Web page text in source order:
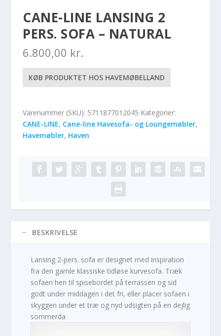
CANE-LINE LANSING 2
PERS. SOFA – NATURAL
6.800,00 kr.
KØB PRODUKTET HOS HAVEMØBELLAND
Varenummer (SKU): 5711877012045 Kategorier:
CANE-LINE, Cane-line Havesofa- og Loungemøbler,
Havemøbler, Haven
BESKRIVELSE
Lansing 2-pers. sofa er designet med inspiration
fra den gamle klassiske tidløse kurvesofa. Træk
sofaen hen til spisebordet på terrassen og sid
godt under middagen i det fri, eller placer sofaen i
skyggen under et træ og nyd udsigten på en dejlig
sommerda